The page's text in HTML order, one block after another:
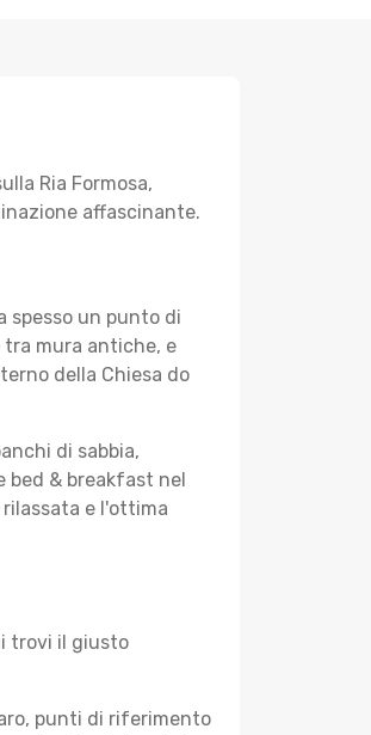
Ria Formosa,
affascinante.
spesso un punto di
tra mura antiche, e
della Chiesa do
di sabbia,
bed & breakfast nel
e l'ottima
trovi il giusto
punti di riferimento